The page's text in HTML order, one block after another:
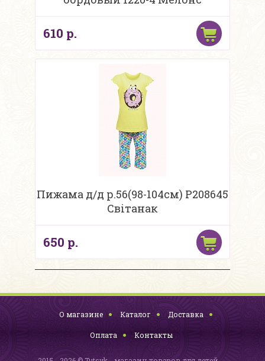
610 р.
Пижама д/д р.56(98-104см) Р208645
Свiтанак
650 р.
О магазине Каталог Доставка
Оплата Контакты